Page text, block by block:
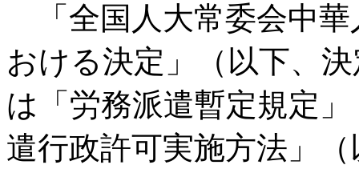
「全国人大常委会中
おける決定」（以下、
は「労務派遣暫定規定
遣行政許可実施方法」